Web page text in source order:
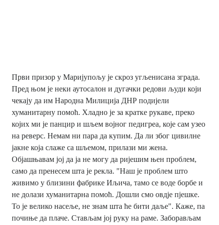
Први призор у Маријупољу је скроз угљенисана зграда.
Пред њом је неки аутосалон и дугачки редови људи који
чекају да им Народна Милиција ДНР подијели
хуманитарну помоћ. Хладно је за кратке рукаве, преко
којих ми је панцир и шљем војног педигреа, које сам узео
на реверс. Немам ни пара да купим. Да ли због цивилне
јакне која слаже са шљемом, прилази ми жена.
Објашњавам јој да ја не могу да ријешим њен проблем,
само да пренесем шта је рекла. "Наш је проблем што
живимо у близини фабрике Иљича, тамо се воде борбе и
не долази хуманитарна помоћ. Дошли смо овдје пјешке.
То је велико насеље, не знам шта ће бити даље". Каже, па
почиње да плаче. Стављам јој руку на раме. Заборављам